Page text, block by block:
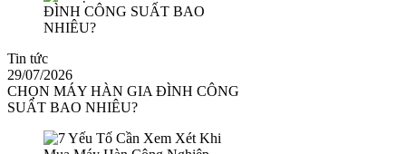
Tin tức
29/07/2026
CHỌN MÁY HÀN GIA ĐÌNH CÔNG
SUẤT BAO NHIÊU?